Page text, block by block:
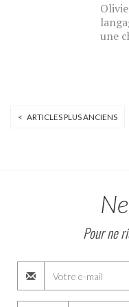
une
< ARTICLES PLUS ANCIENS
Pour ne